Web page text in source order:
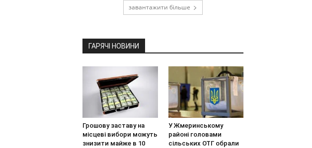
завантажити більше
ГАРЯЧІ НОВИНИ
​​Грошову заставу на
місцеві вибори можуть
знизити майже в 10
У Жмеринському
районі головами
сільських ОТГ обрали